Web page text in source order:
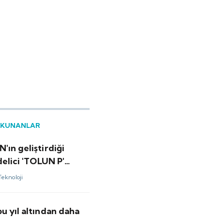
geliştirdiği
'TOLUN P'
yıl altından daha